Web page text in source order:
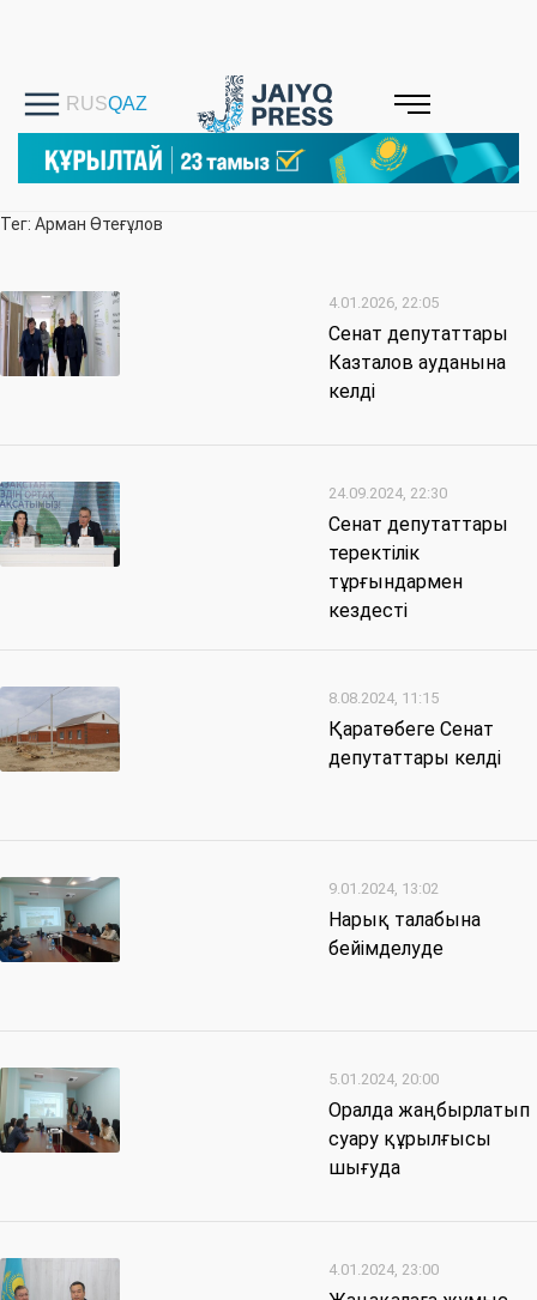
Тег: Арман Өтеғұлов
4.01.2026, 22:05
Сенат депутаттары
Казталов ауданына
келді
24.09.2024, 22:30
Сенат депутаттары
теректілік
тұрғындармен
кездесті
8.08.2024, 11:15
Қаратөбеге Сенат
депутаттары келді
9.01.2024, 13:02
Нарық талабына
бейімделуде
5.01.2024, 20:00
Оралда жаңбырлатып
суару құрылғысы
шығуда
4.01.2024, 23:00